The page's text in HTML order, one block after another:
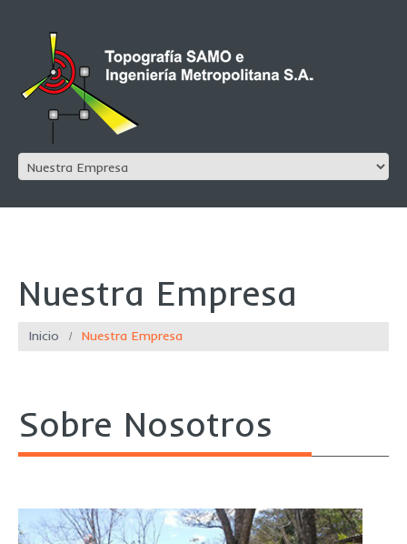
Nuestra Empresa
Inicio Nuestra Empresa
Sobre Nosotros